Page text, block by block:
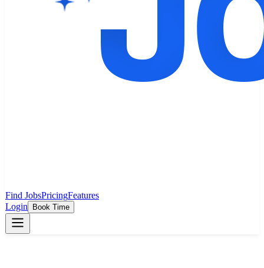
Find JobsPricingFeatures
Login
Book Time